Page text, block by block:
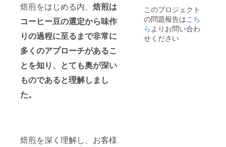
焙煎をはじめる内、 焙煎は
コーヒー豆の選定から味作
りの過程に至るまで非常に
多くのアプローチがあるこ
とを知り、とても奥が深い
ものであると理解しまし
た。
焙煎を深く理解し、お客様
このプロジェクト
の問題報告はこち
らよりお問い合わ
せください